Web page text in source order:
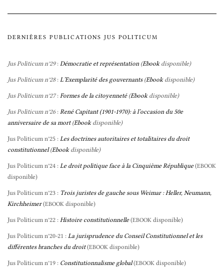
DERNIÈRES PUBLICATIONS JUS POLITICUM
Jus Politicum n°29: Démocratie et représentation (Ebookdisponible)
Jus Politicum n°28: L’Exemplarité des gouvernants(Ebookdisponible)
Jus Politicum n°27: Formes de la citoyenneté(Ebookdisponible)
Jus Politicum n°26: René Capitant (1901-1970): à l’occasion du 50e
anniversaire de sa mort(Ebookdisponible)
Jus Politicum n°25 : Les doctrines autoritaires et totalitaires du droit
constitutionnel(Ebookdisponible)
Jus Politicum n°24 : Le droit politique face à la Cinquième République (EBOOK
disponible)
Jus Politicum n°23 : Trois juristes de gauche sous Weimar : Heller, Neumann,
Kirchheimer (EBOOK disponible)
Jus Politicum n°22 : Histoire constitutionnelle (EBOOK disponible)
Jus Politicum n°20-21 : La jurisprudence du Conseil Constitutionnel et les
différentes branches du droit (EBOOK disponible)
Jus Politicum n°19 : Constitutionnalisme global (EBOOK disponible)